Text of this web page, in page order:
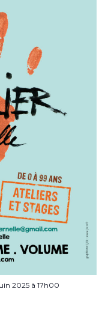
2025 à 17h00